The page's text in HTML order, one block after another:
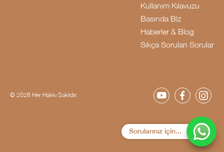
Sorularınız için...
Kullanım Kılavuzu
Basında Biz
Haberler & Blog
Sıkça Sorulan Sorular
© 2026 Her Hakkı Saklıdır.